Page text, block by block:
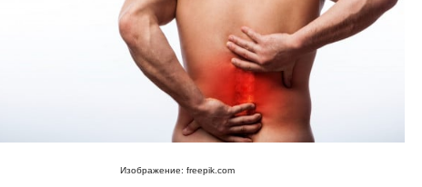
Изображение: freepik.com